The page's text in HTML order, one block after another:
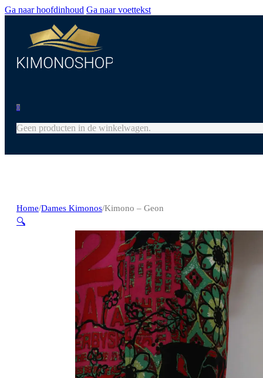
Ga naar hoofdinhoud Ga naar voettekst
0
Geen producten in de winkelwagen.
Home/Dames Kimonos/Kimono – Geon
🔍